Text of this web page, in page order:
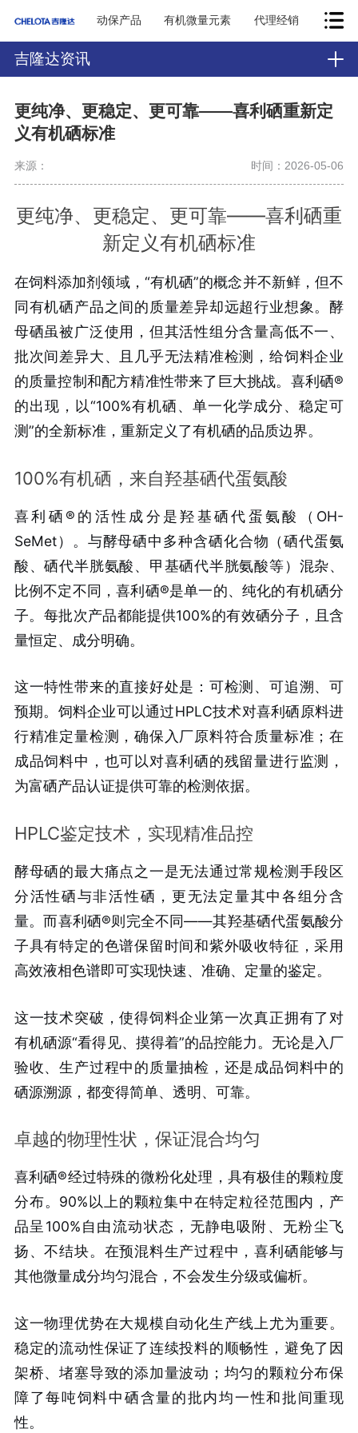
动保产品 有机微量元素 代理经销
吉隆达资讯
更纯净、更稳定、更可靠——喜利硒重新定
义有机硒标准
来源： 时间：2026-05-06
更纯净、更稳定、更可靠——喜利硒重
新定义有机硒标准
在饲料添加剂领域，“有机硒”的概念并不新鲜，但不
同有机硒产品之间的质量差异却远超行业想象。酵
母硒虽被广泛使用，但其活性组分含量高低不一、
批次间差异大、且几乎无法精准检测，给饲料企业
的质量控制和配方精准性带来了巨大挑战。喜利硒®
的出现，以“100%有机硒、单一化学成分、稳定可
测”的全新标准，重新定义了有机硒的品质边界。
100%有机硒，来自羟基硒代蛋氨酸
喜利硒®的活性成分是羟基硒代蛋氨酸（OH-
SeMet）。与酵母硒中多种含硒化合物（硒代蛋氨
酸、硒代半胱氨酸、甲基硒代半胱氨酸等）混杂、
比例不定不同，喜利硒®是单一的、纯化的有机硒分
子。每批次产品都能提供100%的有效硒分子，且含
量恒定、成分明确。
这一特性带来的直接好处是：可检测、可追溯、可
预期。饲料企业可以通过HPLC技术对喜利硒原料进
行精准定量检测，确保入厂原料符合质量标准；在
成品饲料中，也可以对喜利硒的残留量进行监测，
为富硒产品认证提供可靠的检测依据。
HPLC鉴定技术，实现精准品控
酵母硒的最大痛点之一是无法通过常规检测手段区
分活性硒与非活性硒，更无法定量其中各组分含
量。而喜利硒®则完全不同——其羟基硒代蛋氨酸分
子具有特定的色谱保留时间和紫外吸收特征，采用
高效液相色谱即可实现快速、准确、定量的鉴定。
这一技术突破，使得饲料企业第一次真正拥有了对
有机硒源“看得见、摸得着”的品控能力。无论是入厂
验收、生产过程中的质量抽检，还是成品饲料中的
硒源溯源，都变得简单、透明、可靠。
卓越的物理性状，保证混合均匀
喜利硒®经过特殊的微粉化处理，具有极佳的颗粒度
分布。90%以上的颗粒集中在特定粒径范围内，产
品呈100%自由流动状态，无静电吸附、无粉尘飞
扬、不结块。在预混料生产过程中，喜利硒能够与
其他微量成分均匀混合，不会发生分级或偏析。
这一物理优势在大规模自动化生产线上尤为重要。
稳定的流动性保证了连续投料的顺畅性，避免了因
架桥、堵塞导致的添加量波动；均匀的颗粒分布保
障了每吨饲料中硒含量的批内均一性和批间重现
性。